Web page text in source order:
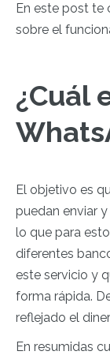
En este post te
sobre el
¿Cuál
El objetivo es
puedan enviar
lo que para
diferentes
este servicio y
forma rápida.
reflejado el
En resumidas